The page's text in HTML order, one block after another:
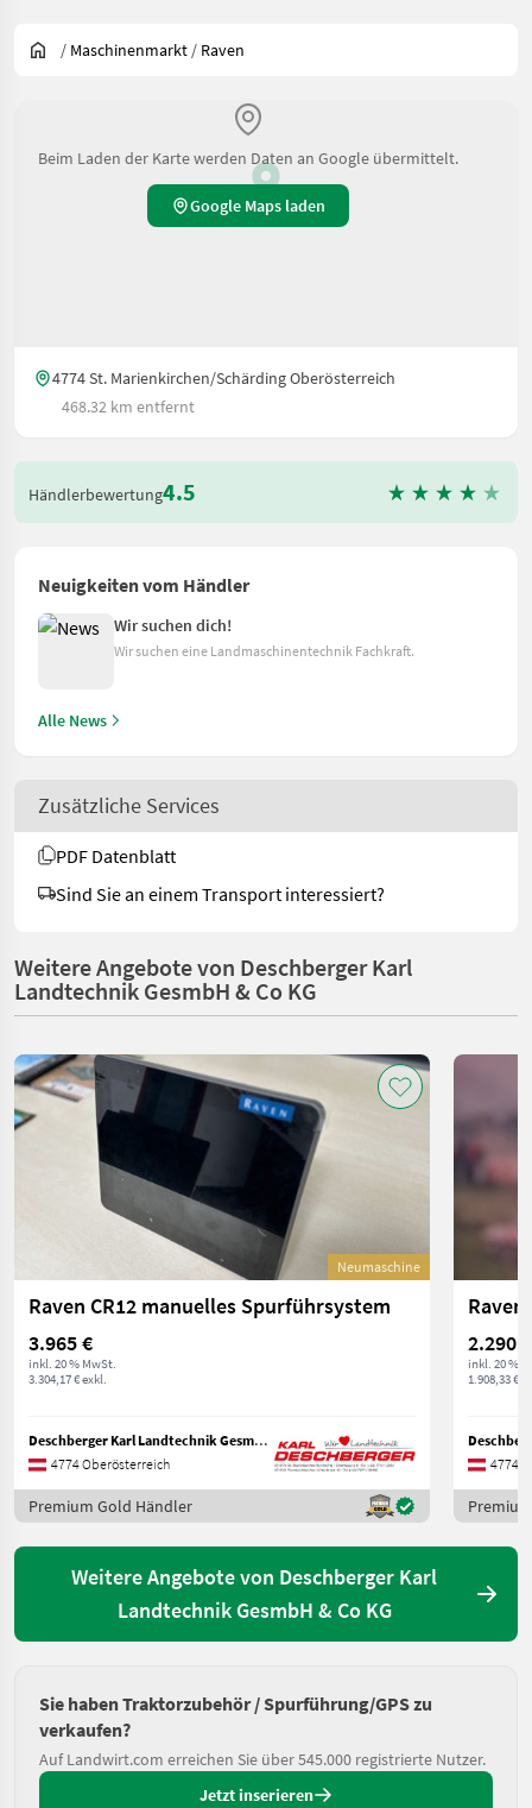
/ Maschinenmarkt / Raven
Beim Laden der Karte werden Daten an Google übermittelt.
Google Maps laden
4774 St. Marienkirchen/Schärding Oberösterreich
468.32 km entfernt
Händlerbewertung4.5
Neuigkeiten vom Händler
Wir suchen dich!
Wir suchen eine Landmaschinentechnik Fachkraft.
Alle News
Zusätzliche Services
PDF Datenblatt
Sind Sie an einem Transport interessiert?
Weitere Angebote von Deschberger Karl
Landtechnik GesmbH & Co KG
Neumaschine
Raven CR12 manuelles Spurführsystem
3.965 €
inkl. 20 % MwSt.
3.304,17 € exkl.
Deschberger Karl Landtechnik GesmbH & Co KG
4774 Oberösterreich
Premium Gold Händler
2.290 €
inkl. 20 %
1.908,33 €
4774
Weitere Angebote von Deschberger Karl
Landtechnik GesmbH & Co KG
Sie haben Traktorzubehör / Spurführung/GPS zu
verkaufen?
Auf Landwirt.com erreichen Sie über 545.000 registrierte Nutzer.
Jetzt inserieren